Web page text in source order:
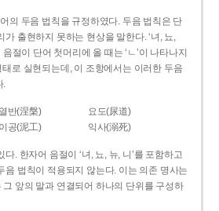
의 두음 법칙을 규정하였다. 두음 법칙은 단
가 출현하지 못하는 현상을 말한다. ‘녀, 뇨,
절이 단어 첫머리에 올 때는 ‘ㄴ’이 나타나지
태로 실현되는데, 이 조항에서는 이러한 두음
.
열반(涅槃)
요도(尿道)
이공(泥工) 익사(溺死)
. 한자어 음절이 ‘녀, 뇨, 뉴, 니’를 포함하고
음 법칙이 적용되지 않는다. 이는 의존 명사는
앞의 말과 연결되어 하나의 단위를 구성하